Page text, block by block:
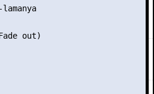
lamanya
out)